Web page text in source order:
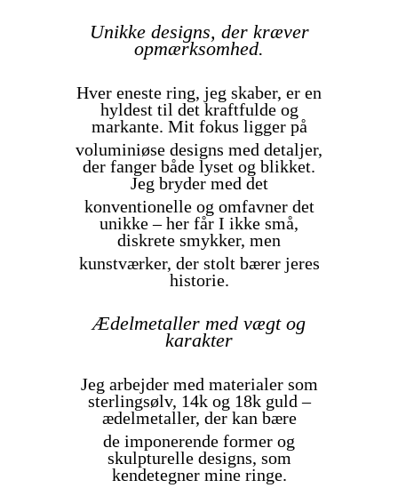
Unikke designs, der kræver
opmærksomhed.
Hver eneste ring, jeg skaber, er en
hyldest til det kraftfulde og
markante. Mit fokus ligger på
voluminiøse designs med detaljer,
der fanger både lyset og blikket.
Jeg bryder med det
konventionelle og omfavner det
unikke – her får I ikke små,
diskrete smykker, men
kunstværker, der stolt bærer jeres
historie.
Ædelmetaller med vægt og
karakter
Jeg arbejder med materialer som
sterlingsølv, 14k og 18k guld –
ædelmetaller, der kan bære
de imponerende former og
skulpturelle designs, som
kendetegner mine ringe.